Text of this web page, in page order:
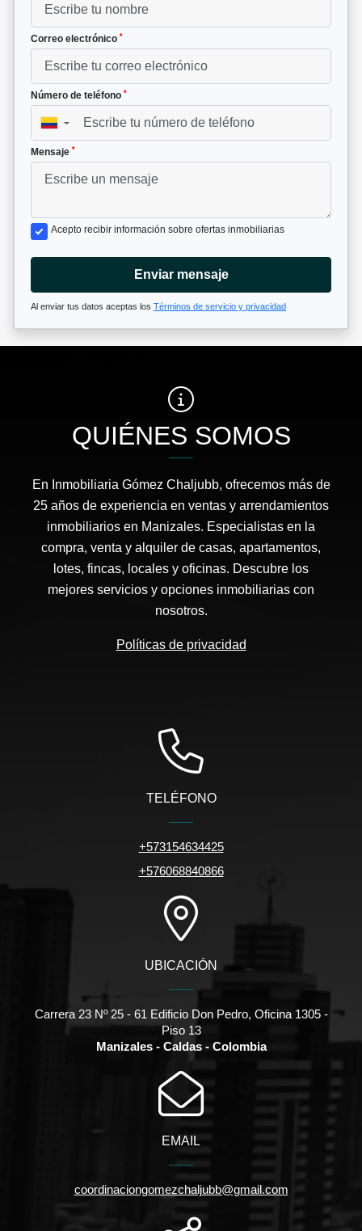
Correo electrónico *
Número de teléfono *
▼
Mensaje *
Acepto recibir información sobre ofertas inmobiliarias
Enviar mensaje
Al enviar tus datos aceptas los Términos de servicio y privacidad
QUIÉNES SOMOS
En Inmobiliaria Gómez Chaljubb, ofrecemos más de
25 años de experiencia en ventas y arrendamientos
inmobiliarios en Manizales. Especialistas en la
compra, venta y alquiler de casas, apartamentos,
lotes, fincas, locales y oficinas. Descubre los
mejores servicios y opciones inmobiliarias con
nosotros.
Políticas de privacidad
TELÉFONO
+573154634425
+576068840866
UBICACIÓN
Carrera 23 Nº 25 - 61 Edificio Don Pedro, Oficina 1305 -
Piso 13
Manizales - Caldas - Colombia
EMAIL
coordinaciongomezchaljubb@gmail.com